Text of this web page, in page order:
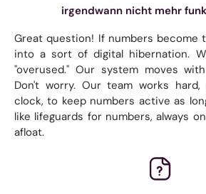
irgendwann nicht mehr
Great question! If numbers become
into a sort of digital hibernation.
"overused." Our system moves
Don't worry. Our team works
clock, to keep numbers active as
like lifeguards for numbers, always
afloat.